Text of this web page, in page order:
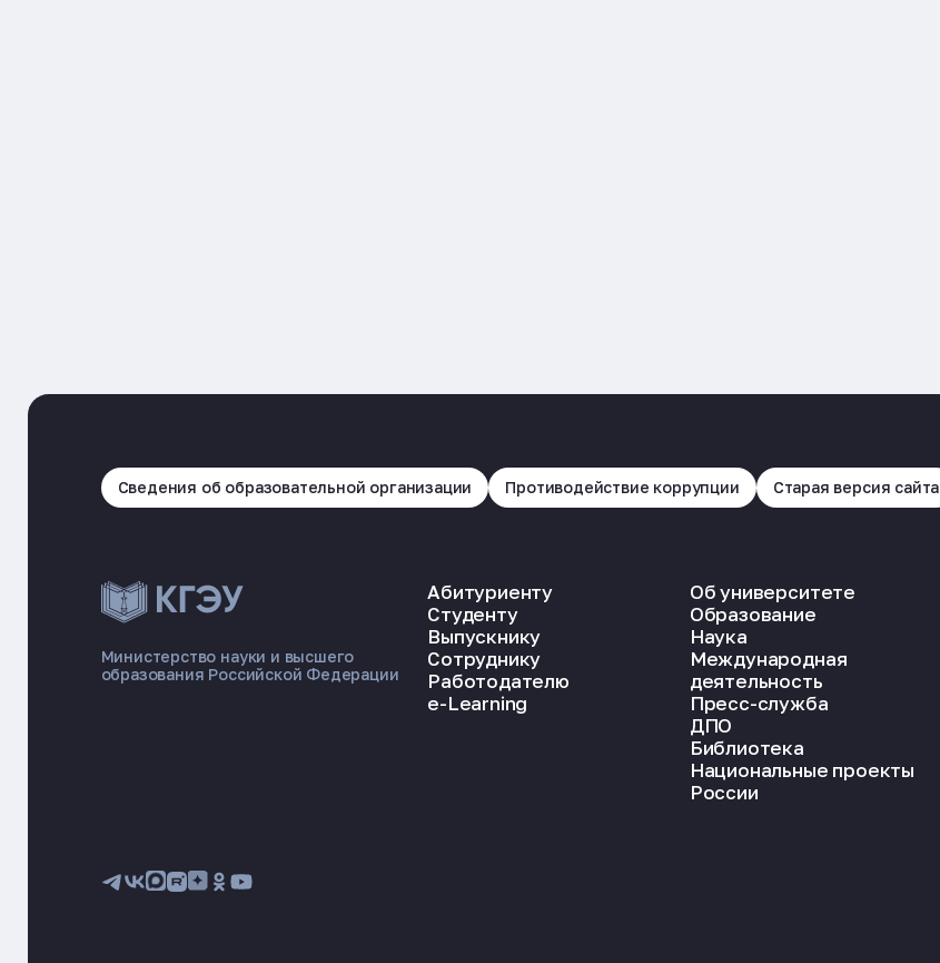
Сведения об образовательной организации Противодействие коррупции Старая версия сайта
Министерство науки и высшего
образования Российской Федерации
Абитуриенту
Студенту
Выпускнику
Сотруднику
Работодателю
e-Learning
Об университете
Образование
Наука
Международная
деятельность
Пресс-служба
ДПО
Библиотека
Национальные проекты
России